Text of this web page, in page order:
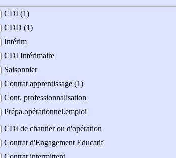
CDI (1)
CDD (1)
Intérim
CDI Intérimaire
Saisonnier
Contrat apprentissage (1)
Cont. professionnalisation
Prépa.opérationnel.emploi
CDI de chantier ou d'opération
Contrat d'Engagement Educatif